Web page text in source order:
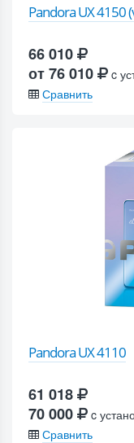
Pandora UX 4150
66 010
от 76 010
c
Сравнить
Pandora UX 4110
61 018
70 000
c
Сравнить